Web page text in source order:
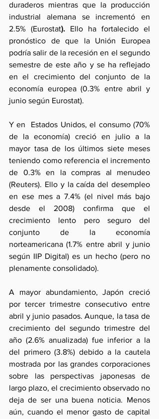
duraderos mientras que la producción
industrial alemana se incrementó en
2.5% (Eurostat). Ello ha fortalecido el
pronóstico de que la Unión Europea
podría salir de la recesión en el segundo
semestre de este año y se ha reflejado
en el crecimiento del conjunto de la
economía europea (0.3% entre abril y
junio según Eurostat).
Y en  Estados Unidos, el consumo (70%
de la economía) creció en julio a la
mayor tasa de los últimos siete meses
teniendo como referencia el incremento
de 0.3% en la compras al menudeo
(Reuters). Ello y la caída del desempleo
en ese mes a 7.4% (el nivel más bajo
desde el 2008) confirma que el
crecimiento lento pero seguro del
conjunto de la economía
norteamericana (1.7% entre abril y junio
según IIP Digital) es un hecho (pero no
plenamente consolidado).
A mayor abundamiento, Japón creció
por tercer trimestre consecutivo entre
abril y junio pasados. Aunque, la tasa de
crecimiento del segundo trimestre del
año (2.6% anualizada) fue inferior a la
del primero (3.8%) debido a la cautela
mostrada por las grandes corporaciones
sobre las perspectivas japonesas de
largo plazo, el crecimiento observado no
deja de ser una buena noticia. Menos
aún, cuando el menor gasto de capital